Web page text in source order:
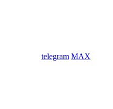
telegram MAX